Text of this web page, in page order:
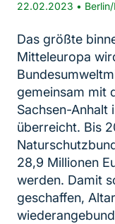
22.02.2023 •
Das größte
Mitteleuropa
gemeinsam mit
Sachsen-Anhalt
überreicht. Bis
28,9 Millionen
werden. Damit
geschaffen,